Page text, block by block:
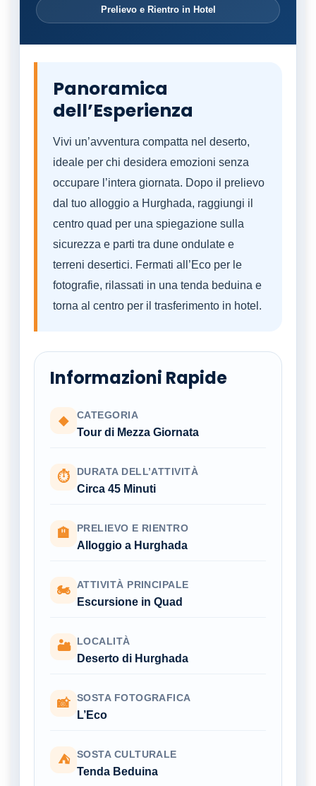
Prelievo e Rientro in Hotel
Panoramica
dell’Esperienza
Vivi un’avventura compatta nel deserto,
ideale per chi desidera emozioni senza
occupare l’intera giornata. Dopo il prelievo
dal tuo alloggio a Hurghada, raggiungi il
centro quad per una spiegazione sulla
sicurezza e parti tra dune ondulate e
terreni desertici. Fermati all’Eco per le
fotografie, rilassati in una tenda beduina e
torna al centro per il trasferimento in hotel.
Informazioni Rapide
◆ CATEGORIA
Tour di Mezza Giornata
⏱ DURATA DELL’ATTIVITÀ
Circa 45 Minuti
🏨 PRELIEVO E RIENTRO
Alloggio a Hurghada
🏍 ATTIVITÀ PRINCIPALE
Escursione in Quad
🏜 LOCALITÀ
Deserto di Hurghada
📸 SOSTA FOTOGRAFICA
L’Eco
⛺ SOSTA CULTURALE
Tenda Beduina